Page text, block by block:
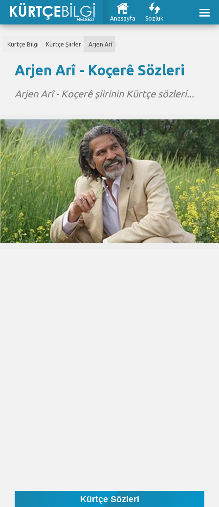
Anasayfa Sözlük
Kürtçe Bilgi Kürtçe Şiirler Arjen Arî
Arjen Arî - Koçerê Sözleri
Arjen Arî - Koçerê şiirinin Kürtçe sözleri...
Kürtçe Sözleri